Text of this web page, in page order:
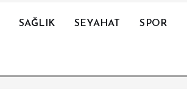
SAĞLIK SEYAHAT SPOR